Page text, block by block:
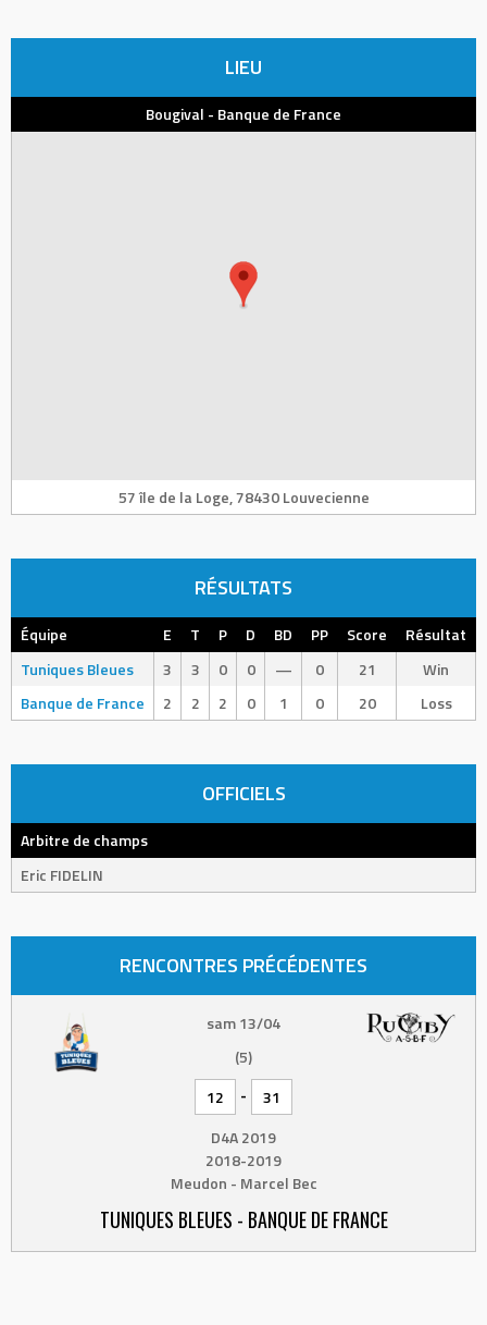
LIEU
Bougival - Banque de France
57 île de la Loge, 78430 Louvecienne
RÉSULTATS
Équipe E T P D BD PP Score
Résultat
Tuniques Bleues
3 3 0 0 — 0 21
Win
Banque de France
2 2 2 0 1 0 20 Loss
OFFICIELS
Arbitre de champs
Eric FIDELIN
RENCONTRES PRÉCÉDENTES
sam 13/04
(5)
12
-
31
D4A 2019
2018-2019
Meudon - Marcel Bec
TUNIQUES BLEUES - BANQUE DE FRANCE